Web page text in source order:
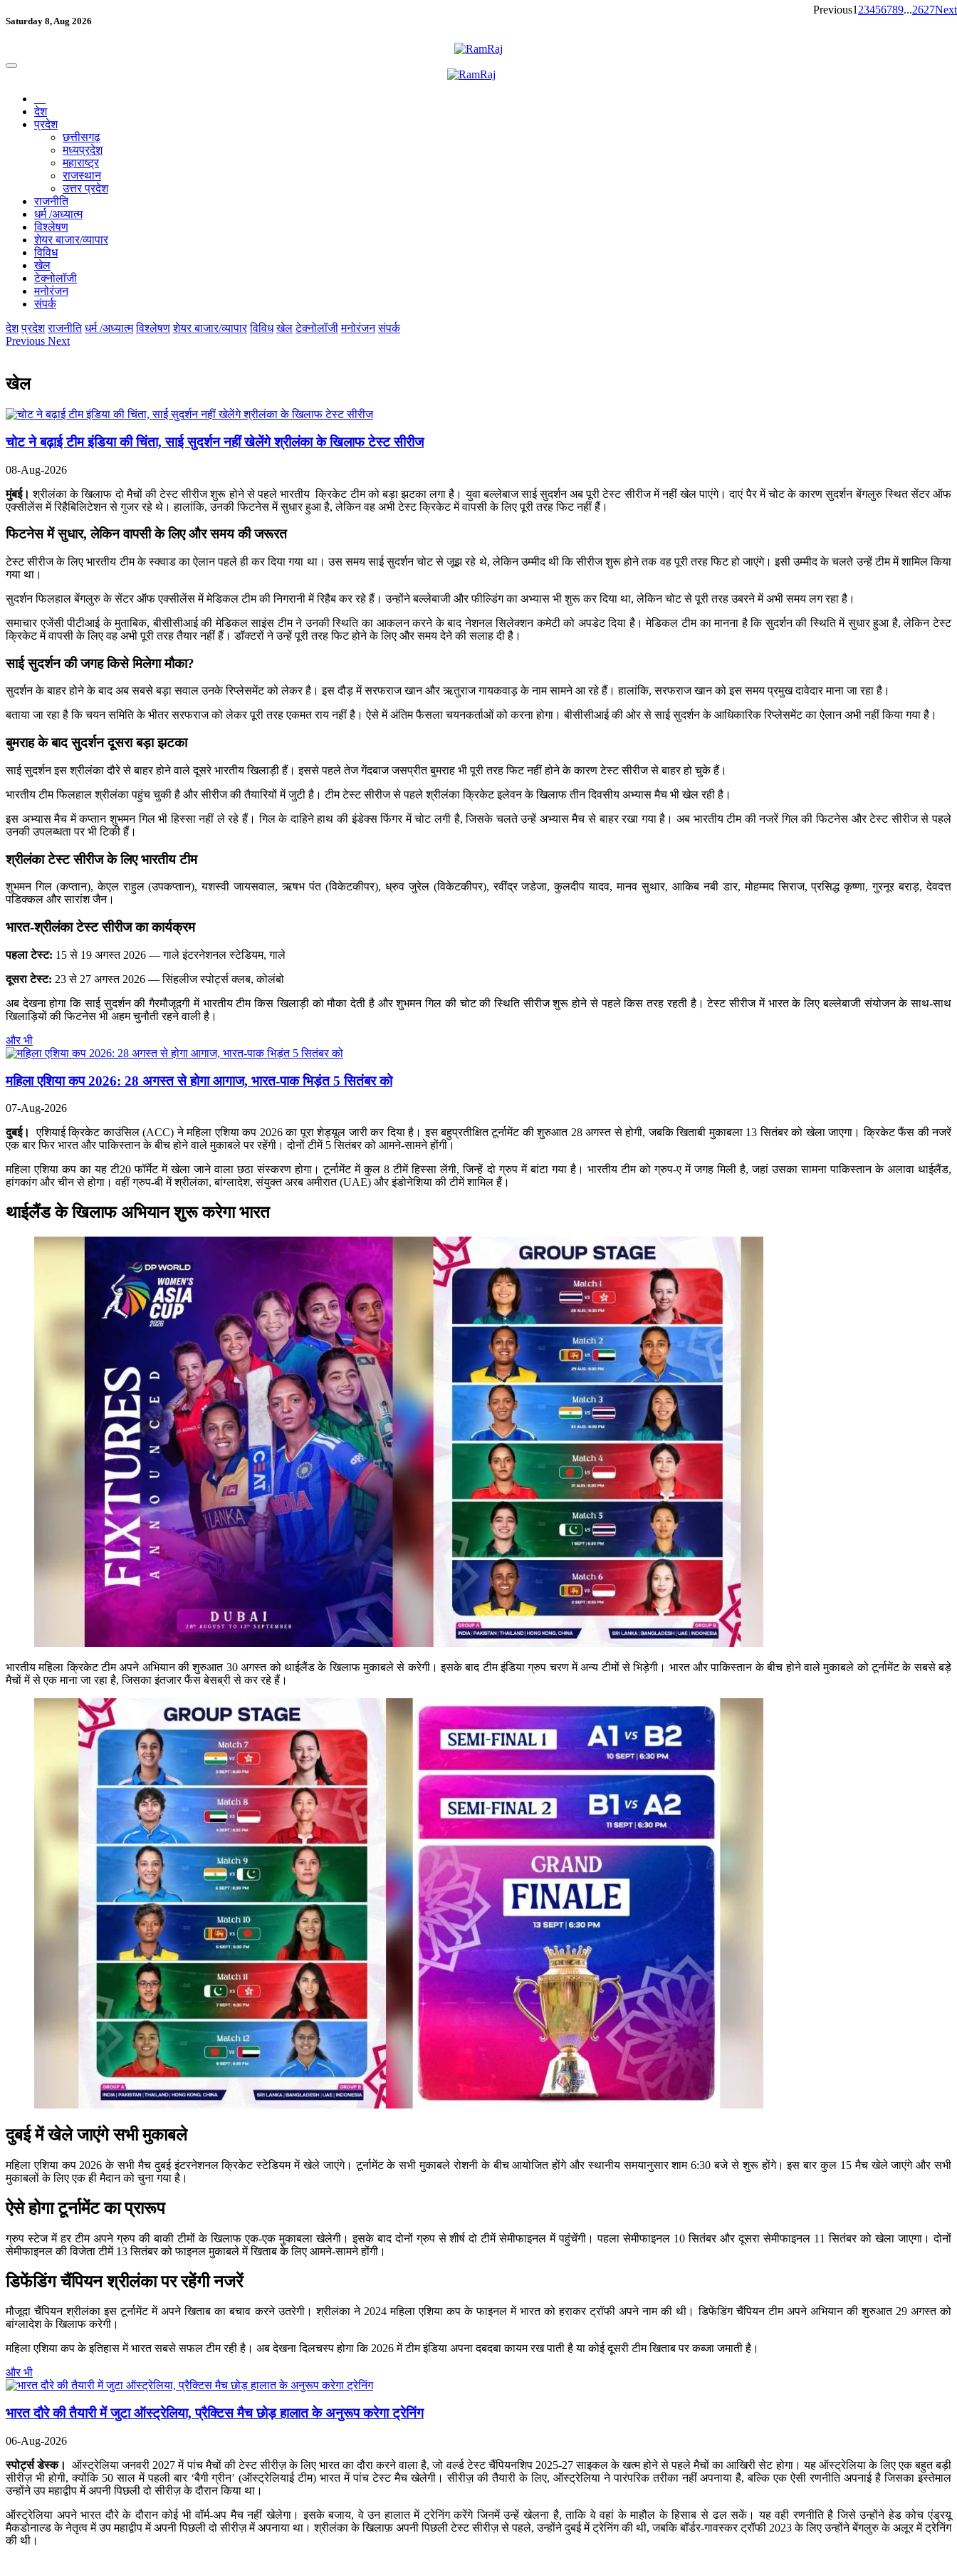
Saturday 8, Aug 2026
देश
प्रदेश
छत्तीसगढ़
मध्यप्रदेश
महाराष्ट्र
राजस्थान
उत्तर प्रदेश
राजनीति
धर्म /अध्यात्म
विश्लेषण
शेयर बाजार/व्यापार
विविध
खेल
टेक्नोलॉजी
मनोरंजन
संपर्क
देश प्रदेश राजनीति धर्म /अध्यात्म विश्लेषण शेयर बाजार/व्यापार विविध खेल टेक्नोलॉजी मनोरंजन संपर्क
Previous Next
खेल
Previous1 23456789...2627Next
चोट ने बढ़ाई टीम इंडिया की चिंता, साई सुदर्शन नहीं खेलेंगे श्रीलंका के खिलाफ टेस्ट सीरीज
08-Aug-2026
मुंबई। श्रीलंका के खिलाफ दो मैचों की टेस्ट सीरीज शुरू होने से पहले भारतीयक्रिकेटटीम को बड़ा झटका लगा है। युवा बल्लेबाज साई सुदर्शन अब पूरी टेस्ट सीरीज में नहीं खेल पाएंगे। दाएं पैर में चोट के कारण सुदर्शन बेंगलुरु स्थित सेंटर ऑफ
एक्सीलेंस में रिहैबिलिटेशन से गुजर रहे थे। हालांकि, उनकी फिटनेस में सुधार हुआ है, लेकिन वह अभी टेस्ट क्रिकेट में वापसी के लिए पूरी तरह फिट नहीं हैं।
फिटनेस में सुधार, लेकिन वापसी के लिए और समय की जरूरत
टेस्ट सीरीज के लिए भारतीय टीम के स्क्वाड का ऐलान पहले ही कर दिया गया था। उस समय साई सुदर्शन चोट से जूझ रहे थे, लेकिन उम्मीद थी कि सीरीज शुरू होने तक वह पूरी तरह फिट हो जाएंगे। इसी उम्मीद के चलते उन्हें टीम में शामिल किया
गया था।
सुदर्शन फिलहाल बेंगलुरु के सेंटर ऑफ एक्सीलेंस में मेडिकल टीम की निगरानी में रिहैब कर रहे हैं। उन्होंने बल्लेबाजी और फील्डिंग का अभ्यास भी शुरू कर दिया था, लेकिन चोट से पूरी तरह उबरने में अभी समय लग रहा है।
समाचार एजेंसी पीटीआई के मुताबिक, बीसीसीआई की मेडिकल साइंस टीम ने उनकी स्थिति का आकलन करने के बाद नेशनल सिलेक्शन कमेटी को अपडेट दिया है। मेडिकल टीम का मानना है कि सुदर्शन की स्थिति में सुधार हुआ है, लेकिन टेस्ट
क्रिकेट में वापसी के लिए वह अभी पूरी तरह तैयार नहीं हैं। डॉक्टरों ने उन्हें पूरी तरह फिट होने के लिए और समय देने की सलाह दी है।
साई सुदर्शन की जगह किसे मिलेगा मौका?
सुदर्शन के बाहर होने के बाद अब सबसे बड़ा सवाल उनके रिप्लेसमेंट को लेकर है। इस दौड़ में सरफराज खान और ऋतुराज गायकवाड़ के नाम सामने आ रहे हैं। हालांकि, सरफराज खान को इस समय प्रमुख दावेदार माना जा रहा है।
बताया जा रहा है कि चयन समिति के भीतर सरफराज को लेकर पूरी तरह एकमत राय नहीं है। ऐसे में अंतिम फैसला चयनकर्ताओं को करना होगा। बीसीसीआई की ओर से साई सुदर्शन के आधिकारिक रिप्लेसमेंट का ऐलान अभी नहीं किया गया है।
बुमराह के बाद सुदर्शन दूसरा बड़ा झटका
साई सुदर्शन इस श्रीलंका दौरे से बाहर होने वाले दूसरे भारतीय खिलाड़ी हैं। इससे पहले तेज गेंदबाज जसप्रीत बुमराह भी पूरी तरह फिट नहीं होने के कारण टेस्ट सीरीज से बाहर हो चुके हैं।
भारतीय टीम फिलहाल श्रीलंका पहुंच चुकी है और सीरीज की तैयारियों में जुटी है। टीम टेस्ट सीरीज से पहले श्रीलंका क्रिकेट इलेवन के खिलाफ तीन दिवसीय अभ्यास मैच भी खेल रही है।
इस अभ्यास मैच में कप्तान शुभमन गिल भी हिस्सा नहीं ले रहे हैं। गिल के दाहिने हाथ की इंडेक्स फिंगर में चोट लगी है, जिसके चलते उन्हें अभ्यास मैच से बाहर रखा गया है। अब भारतीय टीम की नजरें गिल की फिटनेस और टेस्ट सीरीज से पहले
उनकी उपलब्धता पर भी टिकी हैं।
श्रीलंका टेस्ट सीरीज के लिए भारतीय टीम
शुभमन गिल (कप्तान), केएल राहुल (उपकप्तान), यशस्वी जायसवाल, ऋषभ पंत (विकेटकीपर), ध्रुव जुरेल (विकेटकीपर), रवींद्र जडेजा, कुलदीप यादव, मानव सुथार, आकिब नबी डार, मोहम्मद सिराज, प्रसिद्ध कृष्णा, गुरनूर बराड़, देवदत्त
पडिक्कल और सारांश जैन।
भारत-श्रीलंका टेस्ट सीरीज का कार्यक्रम
पहला टेस्ट: 15 से 19 अगस्त 2026 — गाले इंटरनेशनल स्टेडियम, गाले
दूसरा टेस्ट: 23 से 27 अगस्त 2026 — सिंहलीज स्पोर्ट्स क्लब, कोलंबो
अब देखना होगा कि साई सुदर्शन की गैरमौजूदगी में भारतीय टीम किस खिलाड़ी को मौका देती है और शुभमन गिल की चोट की स्थिति सीरीज शुरू होने से पहले किस तरह रहती है। टेस्ट सीरीज में भारत के लिए बल्लेबाजी संयोजन के साथ-साथ
खिलाड़ियों की फिटनेस भी अहम चुनौती रहने वाली है।
और भी
महिला एशिया कप 2026: 28 अगस्त से होगा आगाज, भारत-पाक भिड़ंत 5 सितंबर को
07-Aug-2026
दुबई।
एशियाई क्रिकेट काउंसिल (ACC) ने महिला एशिया कप 2026 का पूरा शेड्यूल जारी कर दिया है। इस बहुप्रतीक्षित टूर्नामेंट की शुरुआत 28 अगस्त से होगी, जबकि खिताबी मुकाबला 13 सितंबर को खेला जाएगा। क्रिकेट फैंस की नजरें
एक बार फिर भारत और पाकिस्तान के बीच होने वाले मुकाबले पर रहेंगी। दोनों टीमें 5 सितंबर को आमने-सामने होंगी।
महिला एशिया कप का यह टी20 फॉर्मेट में खेला जाने वाला छठा संस्करण होगा। टूर्नामेंट में कुल 8 टीमें हिस्सा लेंगी, जिन्हें दो ग्रुप में बांटा गया है। भारतीय टीम को ग्रुप-ए में जगह मिली है, जहां उसका सामना पाकिस्तान के अलावा थाईलैंड,
हांगकांग और चीन से होगा। वहीं ग्रुप-बी में श्रीलंका, बांग्लादेश, संयुक्त अरब अमीरात (UAE) और इंडोनेशिया की टीमें शामिल हैं।
थाईलैंड के खिलाफ अभियान शुरू करेगा भारत
भारतीय महिला क्रिकेट टीम अपने अभियान की शुरुआत 30 अगस्त को थाईलैंड के खिलाफ मुकाबले से करेगी। इसके बाद टीम इंडिया ग्रुप चरण में अन्य टीमों से भिड़ेगी। भारत और पाकिस्तान के बीच होने वाले मुकाबले को टूर्नामेंट के सबसे बड़े
मैचों में से एक माना जा रहा है, जिसका इंतजार फैंस बेसब्री से कर रहे हैं।
दुबई में खेले जाएंगे सभी मुकाबले
महिला एशिया कप 2026 के सभी मैच दुबई इंटरनेशनल क्रिकेट स्टेडियम में खेले जाएंगे। टूर्नामेंट के सभी मुकाबले रोशनी के बीच आयोजित होंगे और स्थानीय समयानुसार शाम 6:30 बजे से शुरू होंगे। इस बार कुल 15 मैच खेले जाएंगे और सभी
मुकाबलों के लिए एक ही मैदान को चुना गया है।
ऐसे होगा टूर्नामेंट का प्रारूप
ग्रुप स्टेज में हर टीम अपने ग्रुप की बाकी टीमों के खिलाफ एक-एक मुकाबला खेलेगी। इसके बाद दोनों ग्रुप से शीर्ष दो टीमें सेमीफाइनल में पहुंचेंगी। पहला सेमीफाइनल 10 सितंबर और दूसरा सेमीफाइनल 11 सितंबर को खेला जाएगा। दोनों
सेमीफाइनल की विजेता टीमें 13 सितंबर को फाइनल मुकाबले में खिताब के लिए आमने-सामने होंगी।
डिफेंडिंग चैंपियन श्रीलंका पर रहेंगी नजरें
मौजूदा चैंपियन श्रीलंका इस टूर्नामेंट में अपने खिताब का बचाव करने उतरेगी। श्रीलंका ने 2024 महिला एशिया कप के फाइनल में भारत को हराकर ट्रॉफी अपने नाम की थी। डिफेंडिंग चैंपियन टीम अपने अभियान की शुरुआत 29 अगस्त को
बांग्लादेश के खिलाफ करेगी।
महिला एशिया कप के इतिहास में भारत सबसे सफल टीम रही है। अब देखना दिलचस्प होगा कि 2026 में टीम इंडिया अपना दबदबा कायम रख पाती है या कोई दूसरी टीम खिताब पर कब्जा जमाती है।
और भी
भारत दौरे की तैयारी में जुटा ऑस्ट्रेलिया, प्रैक्टिस मैच छोड़ हालात के अनुरूप करेगा ट्रेनिंग
06-Aug-2026
स्पोर्ट्स डेस्क।
ऑस्ट्रेलिया जनवरी 2027 में पांच मैचों की टेस्ट सीरीज़ के लिए भारत का दौरा करने वाला है, जो वर्ल्ड टेस्ट चैंपियनशिप 2025-27 साइकल के खत्म होने से पहले मैचों का आखिरी सेट होगा। यह ऑस्ट्रेलिया के लिए एक बहुत बड़ी
सीरीज़ भी होगी, क्योंकि 50 साल में पहली बार ‘बैगी ग्रीन’ (ऑस्ट्रेलियाई टीम) भारत में पांच टेस्ट मैच खेलेगी। सीरीज़ की तैयारी के लिए, ऑस्ट्रेलिया ने पारंपरिक तरीका नहीं अपनाया है, बल्कि एक ऐसी रणनीति अपनाई है जिसका इस्तेमाल
उन्होंने उप महाद्वीप में अपनी पिछली दो सीरीज़ के दौरान किया था।
ऑस्ट्रेलिया अपने भारत दौरे के दौरान कोई भी वॉर्म-अप मैच नहीं खेलेगा। इसके बजाय, वे उन हालात में ट्रेनिंग करेंगे जिनमें उन्हें खेलना है, ताकि वे वहां के माहौल के हिसाब से ढल सकें। यह वही रणनीति है जिसे उन्होंने हेड कोच एंड्रयू
मैकडोनाल्ड के नेतृत्व में उप महाद्वीप में अपनी पिछली दो सीरीज़ में अपनाया था। श्रीलंका के खिलाफ़ अपनी पिछली टेस्ट सीरीज़ से पहले, उन्होंने दुबई में ट्रेनिंग की थी, जबकि बॉर्डर-गावस्कर ट्रॉफी 2023 के लिए उन्होंने बेंगलुरु के अलूर में ट्रेनिंग
की थी।